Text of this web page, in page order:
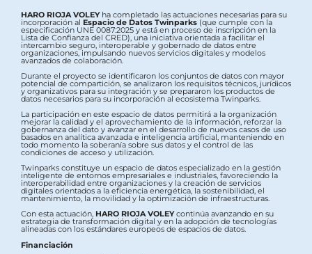
HARO RIOJA VOLEYha completado las actuaciones necesarias para su
incorporación al Espacio de Datos Twinparks (que cumple con la
especificación UNE 0087:2025 y está en proceso de inscripción en la
Lista de Confianza del CRED), una iniciativa orientada a facilitar el
intercambio seguro, interoperable y gobernado de datos entre
organizaciones, impulsando nuevos servicios digitales y modelos
avanzados de colaboración.
Durante el proyecto se identificaron los conjuntos de datos con mayor
potencial de compartición, se analizaron los requisitos técnicos, jurídicos
y organizativos para su integración y se prepararon los productos de
datos necesarios para su incorporación al ecosistema Twinparks.
La participación en este espacio de datos permitirá a la organización
mejorar la calidad y el aprovechamiento de la información, reforzar la
gobernanza del dato y avanzar en el desarrollo de nuevos casos de uso
basados en analítica avanzada e inteligencia artificial, manteniendo en
todo momento la soberanía sobre sus datos y el control de las
condiciones de acceso y utilización.
Twinparks constituye un espacio de datos especializado en la gestión
inteligente de entornos empresariales e industriales, favoreciendo la
interoperabilidad entre organizaciones y la creación de servicios
digitales orientados a la eficiencia energética, la sostenibilidad, el
mantenimiento, la movilidad y la optimización de infraestructuras.
Con esta actuación, HARO RIOJA VOLEYcontinúa avanzando en su
estrategia de transformación digital y en la adopción de tecnologías
alineadas con los estándares europeos de espacios de datos.
Financiación